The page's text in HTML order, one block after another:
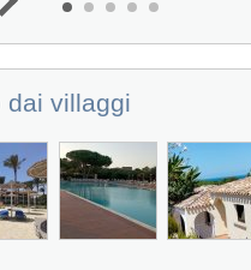
dai villaggi